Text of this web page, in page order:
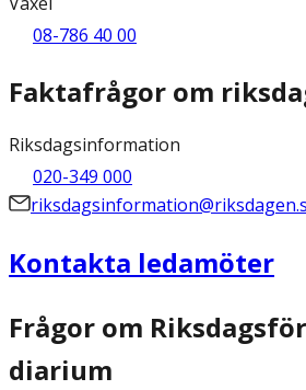
08-786 40 00
Faktafrågor om
Riksdagsinformation
020-349 000
Kontakta ledamöter
Frågor om
diarium